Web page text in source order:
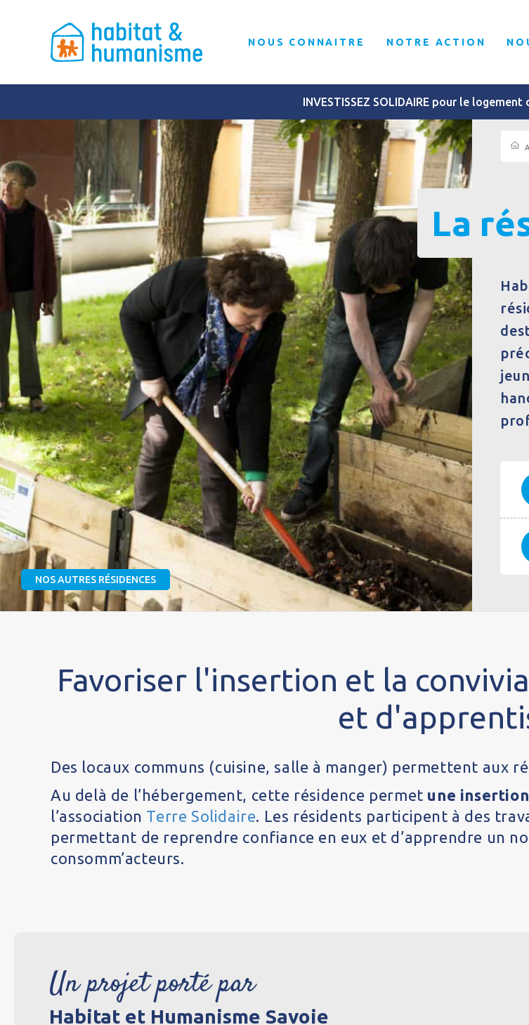
NOUS CONNAITRE NOTRE ACTION
INVESTISSEZ SOLIDAIRE pour le
NOS AUTRES RÉSIDENCES
La
Favoriser l'insertion et la
et
Des locaux communs (cuisine, salle à manger) permettent aux
Au delà de l’hébergement, cette résidence permet une
l’association Terre Solidaire. Les résidents participent à des
permettant de reprendre confiance en eux et d’apprendre un
consomm’acteurs.
Un projet porté par
Habitat et Humanisme Savoie